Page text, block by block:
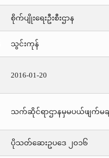
စိုက်ပျိုးရေးဦးစီးဌာန
သွင်းကုန်
2016-01-20
သက်ဆိုင်ရာဌာနမှမပယ်ဖျက်မ
ပိုသတ်ဆေးဥပဒေ ၂၀၁၆